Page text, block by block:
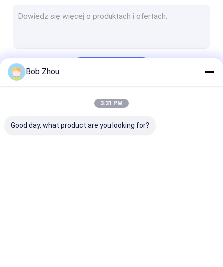
Bob Zhou
3:31 PM
Good day, what product are you looking for?